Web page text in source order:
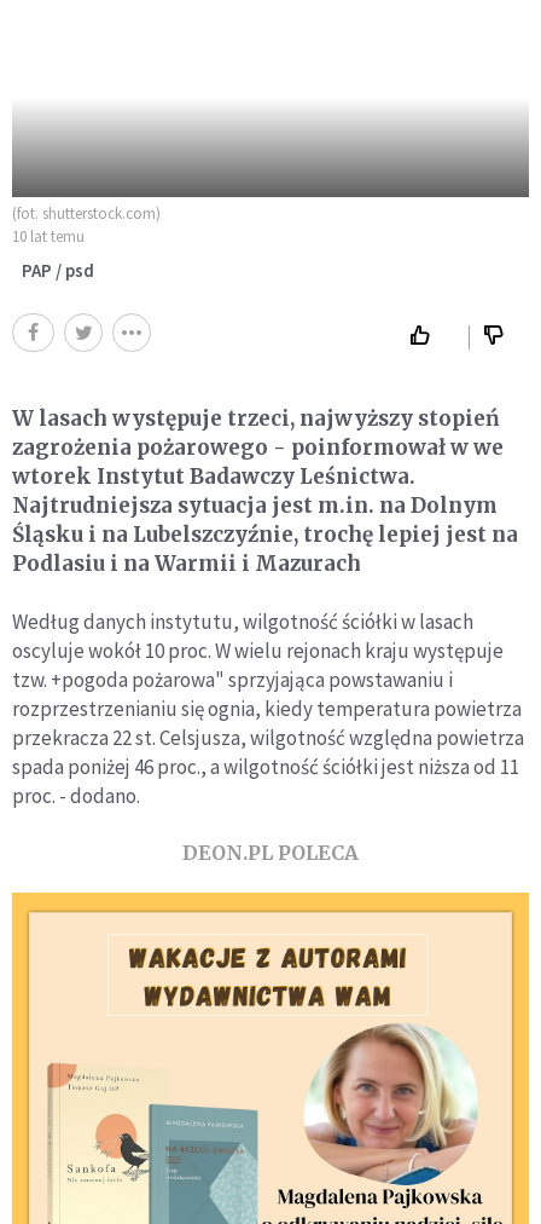
(fot. shutterstock.com)
10 lat temu
PAP / psd
W lasach występuje trzeci, najwyższy stopień
zagrożenia pożarowego - poinformował w we
wtorek Instytut Badawczy Leśnictwa.
Najtrudniejsza sytuacja jest m.in. na Dolnym
Śląsku i na Lubelszczyźnie, trochę lepiej jest na
Podlasiu i na Warmii i Mazurach
Według danych instytutu, wilgotność ściółki w lasach
oscyluje wokół 10 proc. W wielu rejonach kraju występuje
tzw. +pogoda pożarowa" sprzyjająca powstawaniu i
rozprzestrzenianiu się ognia, kiedy temperatura powietrza
przekracza 22 st. Celsjusza, wilgotność względna powietrza
spada poniżej 46 proc., a wilgotność ściółki jest niższa od 11
proc. - dodano.
DEON.PL POLECA